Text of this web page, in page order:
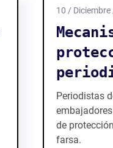
10 /
Periodistas
de
farsa.